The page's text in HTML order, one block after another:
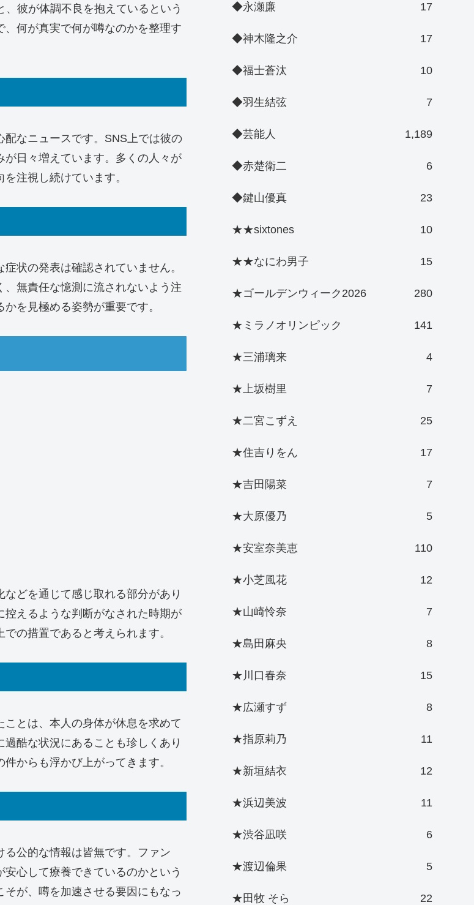
彼が体調不良を抱えているという
何が真実で何が噂なのかを整理す
なニュースです。SNS上では彼の
日々増えています。多くの人々が
注視し続けています。
状の発表は確認されていません。
無責任な憶測に流されないよう注
を見極める姿勢が重要です。
どを通じて感じ取れる部分があり
控えるような判断がなされた時期が
の措置であると考えられます。
とは、本人の身体が休息を求めて
酷な状況にあることも珍しくあり
からも浮かび上がってきます。
る公的な情報は皆無です。ファン
心して療養できているのかという
が、噂を加速させる要因にもなっ
◆永瀬廉 17
◆神木隆之介 17
◆福士蒼汰 10
◆羽生結弦 7
◆芸能人 1,189
◆赤楚衛二 6
◆鍵山優真 23
★★sixtones 10
★★なにわ男子 15
★ゴールデンウィーク2026 280
★ミラノオリンピック 141
★三浦璃来 4
★上坂樹里 7
★二宮こずえ 25
★住吉りをん 17
★吉田陽菜 7
★大原優乃 5
★安室奈美恵 110
★小芝風花 12
★山崎怜奈 7
★島田麻央 8
★川口春奈 15
★広瀬すず 8
★指原莉乃 11
★新垣結衣 12
★浜辺美波 11
★渋谷凪咲 6
★渡辺倫果 5
★田牧 そら 22